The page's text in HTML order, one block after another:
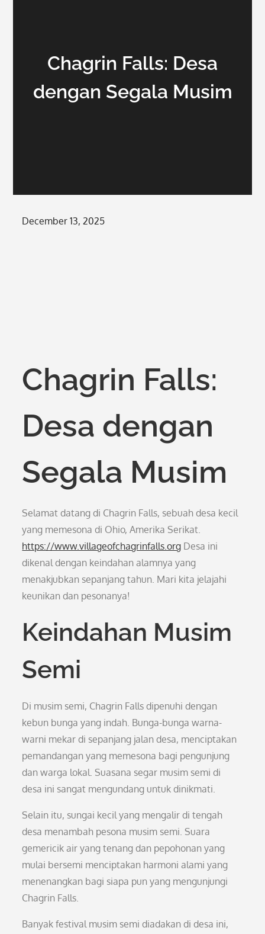
Chagrin Falls: Desa
dengan Segala Musim
Posted
December 13, 2025
Chagrin Falls:
Desa dengan
Segala Musim
Selamat datang di Chagrin Falls, sebuah desa kecil
yang memesona di Ohio, Amerika Serikat.
https://www.villageofchagrinfalls.org Desa ini
dikenal dengan keindahan alamnya yang
menakjubkan sepanjang tahun. Mari kita jelajahi
keunikan dan pesonanya!
Keindahan Musim
Semi
Di musim semi, Chagrin Falls dipenuhi dengan
kebun bunga yang indah. Bunga-bunga warna-
warni mekar di sepanjang jalan desa, menciptakan
pemandangan yang memesona bagi pengunjung
dan warga lokal. Suasana segar musim semi di
desa ini sangat mengundang untuk dinikmati.
Selain itu, sungai kecil yang mengalir di tengah
desa menambah pesona musim semi. Suara
gemericik air yang tenang dan pepohonan yang
mulai bersemi menciptakan harmoni alami yang
menenangkan bagi siapa pun yang mengunjungi
Chagrin Falls.
Banyak festival musim semi diadakan di desa ini,